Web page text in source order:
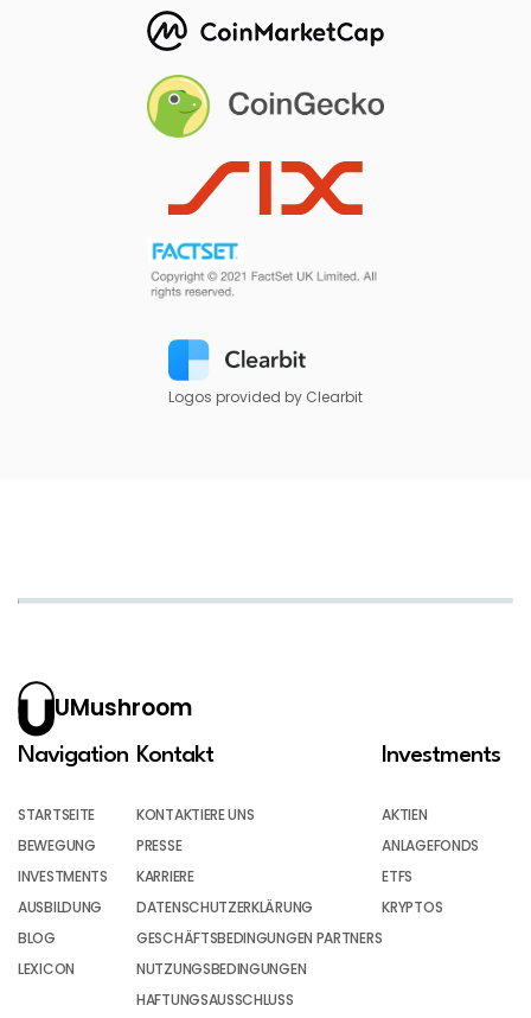
Logos provided by Clearbit
UMushroom
Navigation
STARTSEITE
BEWEGUNG
INVESTMENTS
AUSBILDUNG
BLOG
LEXICON
Kontakt
KONTAKTIERE UNS
PRESSE
KARRIERE
DATENSCHUTZERKLÄRUNG
GESCHÄFTSBEDINGUNGEN PARTNERS
NUTZUNGSBEDINGUNGEN
HAFTUNGSAUSSCHLUSS
Investments
AKTIEN
ANLAGEFONDS
ETFS
KRYPTOS